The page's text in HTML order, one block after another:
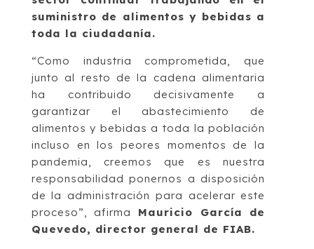
suministro de alimentos y bebidas a
toda la ciudadanía.
“Como industria comprometida, que
junto al resto de la cadena alimentaria
ha contribuido decisivamente a
garantizar el abastecimiento de
alimentos y bebidas a toda la población
incluso en los peores momentos de la
pandemia, creemos que es nuestra
responsabilidad ponernos a disposición
de la administración para acelerar este
proceso”, afirma Mauricio García de
Quevedo, director general de FIAB.